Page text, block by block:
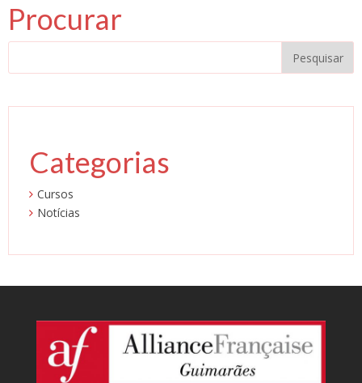
Procurar
Categorias
Cursos
Notícias